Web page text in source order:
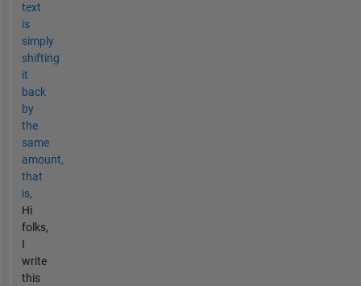
text
is
simply
shifting
it
back
by
the
same
amount,
that
is,
Hi
folks,
I
write
this